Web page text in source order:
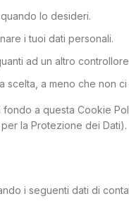
lo desideri.
i tuoi dati personali.
ad un altro
a meno che non
a questa Cookie
la Protezione dei Dati).
i seguenti dati di